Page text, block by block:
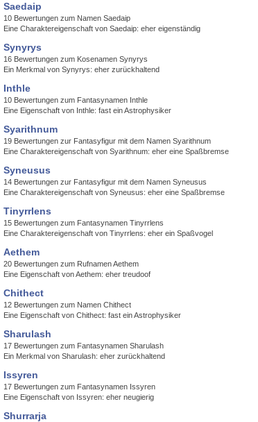
Saedaip
10 Bewertungen zum Namen Saedaip
Eine Charaktereigenschaft von Saedaip: eher eigenständig
Synyrys
16 Bewertungen zum Kosenamen Synyrys
Ein Merkmal von Synyrys: eher zurückhaltend
Inthle
10 Bewertungen zum Fantasynamen Inthle
Eine Eigenschaft von Inthle: fast ein Astrophysiker
Syarithnum
19 Bewertungen zur Fantasyfigur mit dem Namen Syarithnum
Eine Charaktereigenschaft von Syarithnum: eher eine Spaßbremse
Syneusus
14 Bewertungen zur Fantasyfigur mit dem Namen Syneusus
Eine Charaktereigenschaft von Syneusus: eher eine Spaßbremse
Tinyrrlens
15 Bewertungen zum Fantasynamen Tinyrrlens
Eine Charaktereigenschaft von Tinyrrlens: eher ein Spaßvogel
Aethem
20 Bewertungen zum Rufnamen Aethem
Eine Eigenschaft von Aethem: eher treudoof
Chithect
12 Bewertungen zum Namen Chithect
Eine Eigenschaft von Chithect: fast ein Astrophysiker
Sharulash
17 Bewertungen zum Fantasynamen Sharulash
Ein Merkmal von Sharulash: eher zurückhaltend
Issyren
17 Bewertungen zum Fantasynamen Issyren
Eine Eigenschaft von Issyren: eher neugierig
Shurrarja